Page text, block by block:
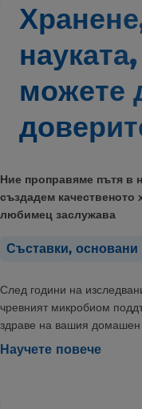
науката,
можете
Ние проправяме пътя в
създадем
любимец заслужава
Съставки, основани
След години на
чревният микробиом
здраве на вашия
Научете повече